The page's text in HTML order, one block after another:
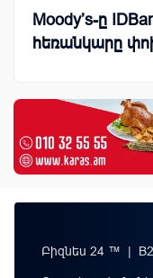
Moody’s-ը
հեռանկարը
Բիզնես 24 ™ |